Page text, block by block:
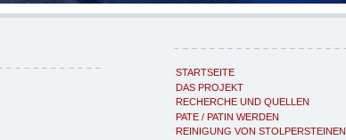
STARTSEITE
DAS PROJEKT
RECHERCHE UND QUELLEN
PATE / PATIN WERDEN
REINIGUNG VON STOLPERSTEINEN